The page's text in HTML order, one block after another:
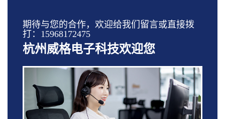
期待与您的合作，欢迎给我们留言或直接拨
打：15968172475
杭州威格电子科技欢迎您